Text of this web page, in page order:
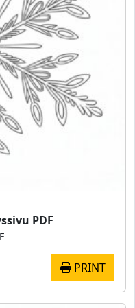
PDF
PRINT